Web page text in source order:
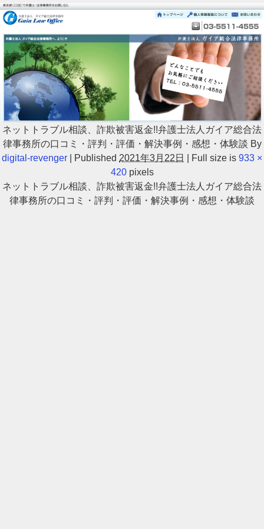
ネットトラブル相談、詐欺被害返金!!弁護士法人ガイア総合法
律事務所の口コミ・評判・評価・解決事例・感想・体験談 By
digital-revenger
Published 2021年3月22日 Full size is 933 ×
420pixels
ネットトラブル相談、詐欺被害返金!!弁護士法人ガイア総合法
律事務所の口コミ・評判・評価・解決事例・感想・体験談